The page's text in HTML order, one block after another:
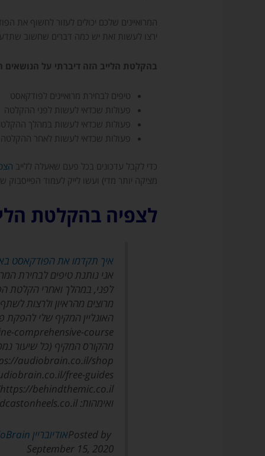
המרואיינים שלכם יכולים לעזור לחשוף
ירצו לעשות זאת יש כמה דברים שחשוב
בהקלטת הלייב הזה דיברתי על הנושאים
טיפים לבחירת מרואיינים לפודקאסט
פעולות שכדאי לעשות לפני ההקלטה
פעולות שכדאי לעשות במהלך
פעולות שכדאי לעשות לאחר ההקלטה
כדי לקבל עדכונים בכל פעם שאעלה ללייב
מציקה יותר מדי) ועשו לייק לעמוד הפייסבוק
לצפיה בהקלטת
איך תקדמו את הפודקאסט
אני נותנת טיפים לבחירת
לפני, במהלך ואחרי הקלטת
מרוצים מהראיון ולרצות
מהקורס המקיף (כל שיעור
ואימהות: https://podcastonheels.co.il/
Posted by ‎אודיובריין AudioBrain – פודקאסטים לעסקים
September 15, 2020